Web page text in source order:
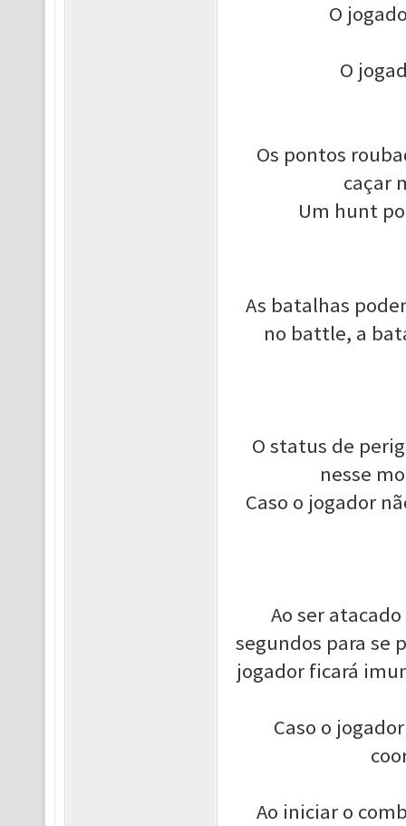
O
O
Os pontos
caçar
Um hunt
As batalhas
no battle, a
O status de
nesse
Caso o jogador
Ao ser
segundos para se
jogador ficará
Caso o
Ao iniciar o